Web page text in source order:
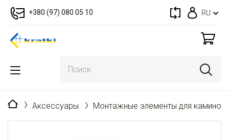
+380 (97) 080 05 10 RU
Главная
Аксессуары Монтажные элементы для каминов